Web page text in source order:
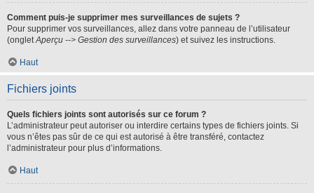
Comment puis-je supprimer mes surveillances de sujets ?
Pour supprimer vos surveillances, allez dans votre panneau de l’utilisateur
(ongletAperçu --> Gestion des surveillances) et suivez les instructions.
Haut
Fichiers joints
Quels fichiers joints sont autorisés sur ce forum ?
L’administrateur peut autoriser ou interdire certains types de fichiers joints. Si
vous n’êtes pas sûr de ce qui est autorisé à être transféré, contactez
l’administrateur pour plus d’informations.
Haut